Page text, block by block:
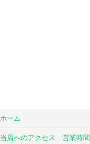
ホーム
当店へのアクセス 営業時間